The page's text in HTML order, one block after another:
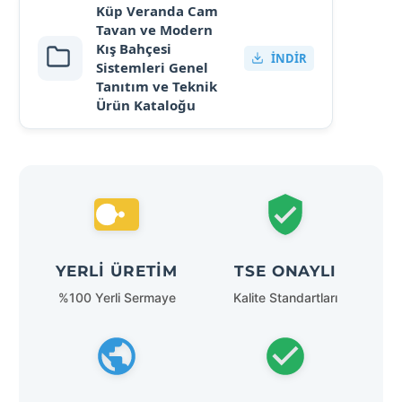
Küp Veranda Cam
Tavan ve Modern
Kış Bahçesi
Sistemleri Genel
Tanıtım ve Teknik
Ürün Kataloğu
İNDIR
YERLI ÜRETIM
%100 Yerli Sermaye
TSE ONAYLI
Kalite Standartları